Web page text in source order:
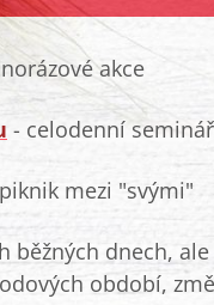
akce
- celodenní
mezi "svými"
běžných dnech,
období,